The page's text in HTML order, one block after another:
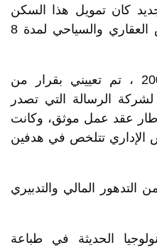
ومن جديد كان تمويل هذا السكن
عن طريق قرض من القرض العقاري والسياحي لمدة 8
تاسعا : 1996 إلى سنة 2000 ، تم تعييني بقرار من
لشركة الرسالة التي تصدر
عقد عمل موثق، وكانت
الإداري تتلخص في هدفين
التدهور المالي والتدبيري
الحديثة في طباعة